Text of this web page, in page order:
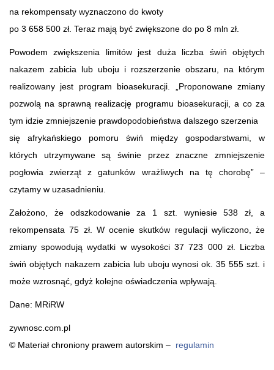
na rekompensaty wyznaczono do kwoty
po 3 658 500 zł. Teraz mają być zwiększone do po 8 mln zł.
Powodem zwiększenia limitów jest duża liczba świń objętych
nakazem zabicia lub uboju i rozszerzenie obszaru, na którym
realizowany jest program bioasekuracji. „Proponowane zmiany
pozwolą na sprawną realizację programu bioasekuracji, a co za
tym idzie zmniejszenie prawdopodobieństwa dalszego szerzenia
się afrykańskiego pomoru świń między gospodarstwami, w
których utrzymywane są świnie przez znaczne zmniejszenie
pogłowia zwierząt z gatunków wrażliwych na tę chorobę” –
czytamy w uzasadnieniu.
Założono, że odszkodowanie za 1 szt. wyniesie 538 zł, a
rekompensata 75 zł. W ocenie skutków regulacji wyliczono, że
zmiany spowodują wydatki w wysokości 37 723 000 zł. Liczba
świń objętych nakazem zabicia lub uboju wynosi ok. 35 555 szt. i
może wzrosnąć, gdyż kolejne oświadczenia wpływają.
Dane: MRiRW
zywnosc.com.pl
© Materiał chroniony prawem autorskim – regulamin